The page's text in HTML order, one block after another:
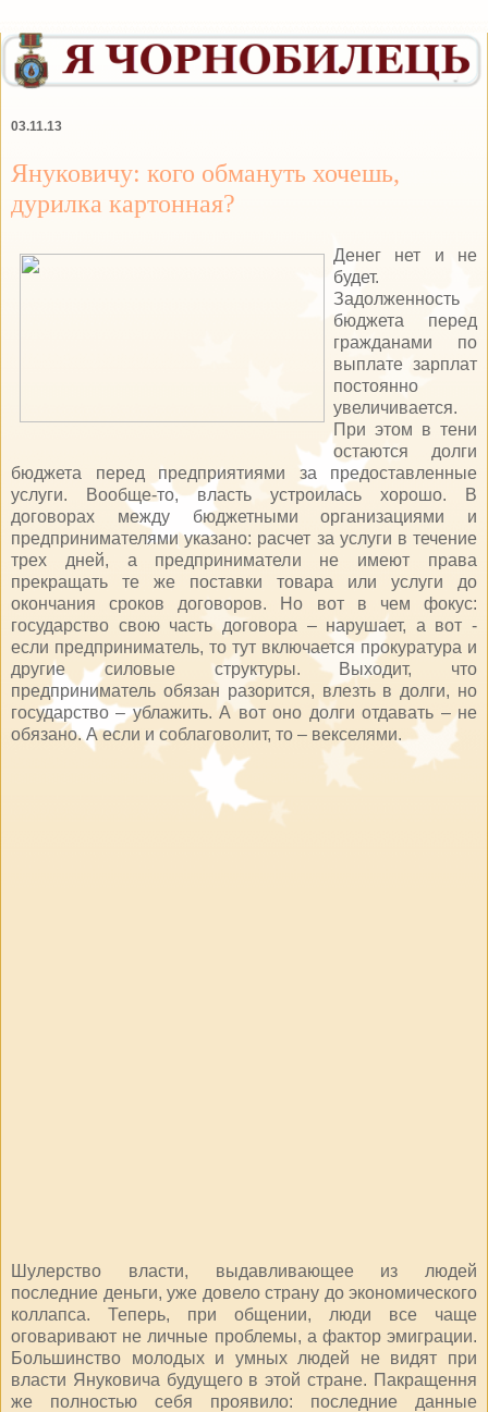
03.11.13
Януковичу: кого обмануть хочешь,
дурилка картонная?
Денег нет и не
будет.
Задолженность
бюджета перед
гражданами по
выплате зарплат
постоянно
увеличивается.
При этом в тени
остаются долги
бюджета перед предприятиями за предоставленные
услуги. Вообще-то, власть устроилась хорошо. В
договорах между бюджетными организациями и
предпринимателями указано: расчет за услуги в течение
трех дней, а предприниматели не имеют права
прекращать те же поставки товара или услуги до
окончания сроков договоров. Но вот в чем фокус:
государство свою часть договора – нарушает, а вот -
если предприниматель, то тут включается прокуратура и
другие силовые структуры. Выходит, что
предприниматель обязан разорится, влезть в долги, но
государство – ублажить. А вот оно долги отдавать – не
обязано. А если и соблаговолит, то – векселями.
Шулерство власти, выдавливающее из людей
последние деньги, уже довело страну до экономического
коллапса. Теперь, при общении, люди все чаще
оговаривают не личные проблемы, а фактор эмиграции.
Большинство молодых и умных людей не видят при
власти Януковича будущего в этой стране. Пакращення
же полностью себя проявило: последние данные